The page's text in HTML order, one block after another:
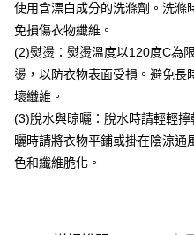
每筆NT$80，滿NT$888(含以上
宅配到府
貨到付款
每筆NT$80，滿NT$888(含以上
使用含漂白成分的洗滌劑。洗滌
免損傷衣物纖維。
(2)熨燙：熨燙溫度以120度C為
燙，以防衣物表面受損。避免長
壞纖維。
(3)脫水與晾曬：脫水時請輕輕
曬時請將衣物平鋪或掛在陰涼通
色和纖維脆化。